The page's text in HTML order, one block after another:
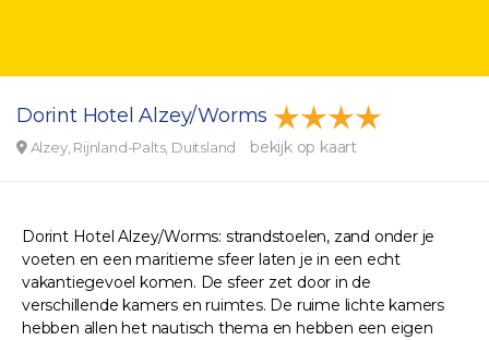
Dorint Hotel Alzey/Worms
Alzey, Rijnland-Palts, Duitsland bekijk op kaart
Dorint Hotel Alzey/Worms: strandstoelen, zand onder je
voeten en een maritieme sfeer laten je in een echt
vakantiegevoel komen. De sfeer zet door in de
verschillende kamers en ruimtes. De ruime lichte kamers
hebben allen het nautisch thema en hebben een eigen